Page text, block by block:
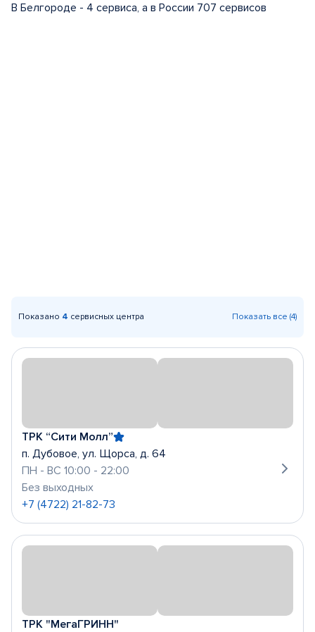
В Белгороде - 4 сервиса, а в России 707 сервисов
Показано 4 сервисных центра Показать все (4)
ТРК “Сити Молл”
п. Дубовое, ул. Щорса, д. 64
ПН - ВС 10:00 - 22:00
Без выходных
+7 (4722) 21-82-73
ТРК "МегаГРИНН"